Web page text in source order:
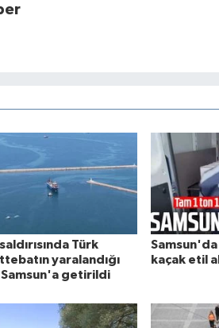
Türk
yaralandığı
getirildi
kaçak etil